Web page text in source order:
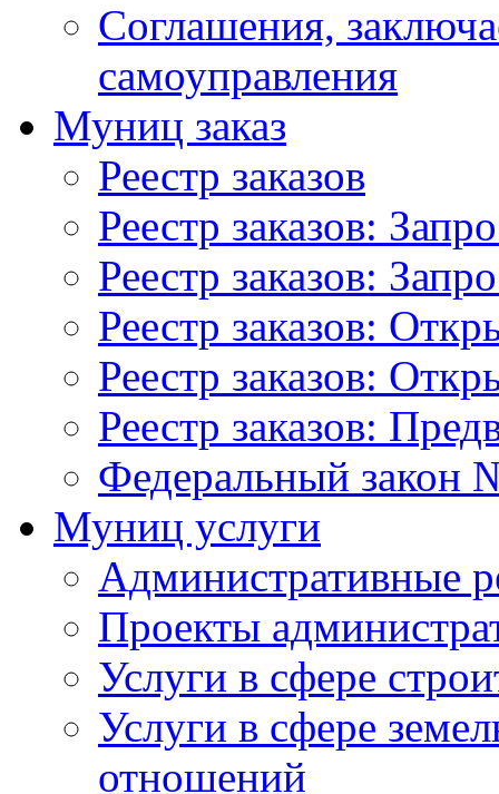
Соглашения,
самоуправления
Муниц заказ
Реестр заказов
Реестр заказов:
Реестр заказов:
Реестр заказов:
Реестр заказов:
Реестр заказов:
Федеральный закон
Муниц услуги
Административные
Проекты
Услуги в сфере
Услуги в сфере
отношений